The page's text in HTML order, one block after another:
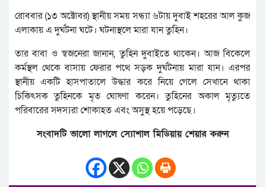
রোববার (১৩ অক্টোবর) স্থানীয় সময় সন্ধ্যা ৬টায় দুবাই শহরের আল কুজ
এলাকায় এ দুর্ঘটনা ঘটে। ঘটনাস্থলে মারা যান তুহিন।
তার বাবা ও স্বজনেরা জানান, তুহিন দুবাইতে থাকেন। আজ বিকেলে
কর্মস্থল থেকে বাসায় ফেরার পথে সড়ক দুর্ঘটনায় মারা যান। এরপর
স্থানীয় একটি হাসপাতালে উদ্ধার করে নিয়ে গেলে সেখানে থাকা
চিকিৎসক তুহিনকে মৃত ঘোষণা করেন। তুহিনের অকাল মৃত্যুতে
পরিবারের সদস্যরা শোকাহত এবং অসুস্থ হয়ে পড়েছে।
সংবাদটি ভালো লাগলে স্যোশাল মিডিয়ায় শেয়ার করুন